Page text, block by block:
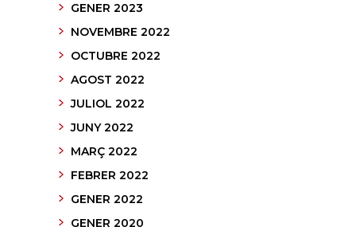
GENER 2023
NOVEMBRE 2022
OCTUBRE 2022
AGOST 2022
JULIOL 2022
JUNY 2022
MARÇ 2022
FEBRER 2022
GENER 2022
GENER 2020